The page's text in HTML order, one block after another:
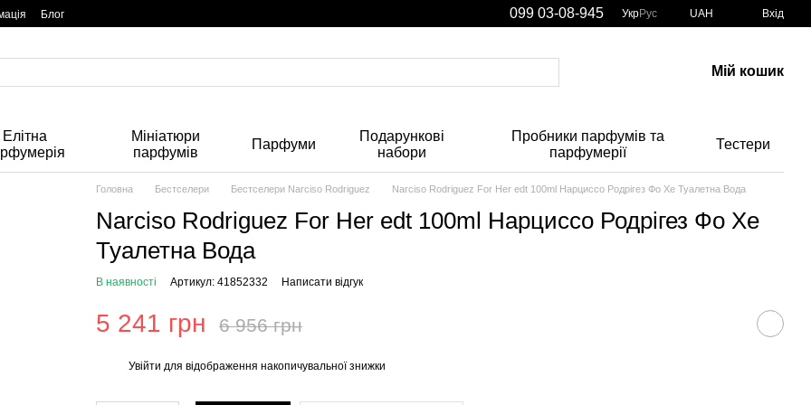
Блог 099 03-08-945 УкрРус UAH Вхід
Мій кошик
Елітна
Мініатюри
парфумів
Парфуми
Подарункові
набори
Пробники парфумів та
парфумерії
Тестери
Головна Бестселери Бестселери Narciso Rodriguez Narciso Rodriguez For Her edt 100ml Нарциссо Родрігез Фо Хе Туалетна Вода
Narciso Rodriguez For Her edt 100ml Нарциссо Родрігез Фо Хе
Туалетна Вода
В наявності Артикул: 41852332 Написати відгук
5 241 грн 6 956 грн
Увійти для відображення накопичувальної знижки